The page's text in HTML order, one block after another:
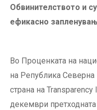
Обвинителството и
ефикасно
Во Проценката на
на Република Северна
страна на
декември претходната